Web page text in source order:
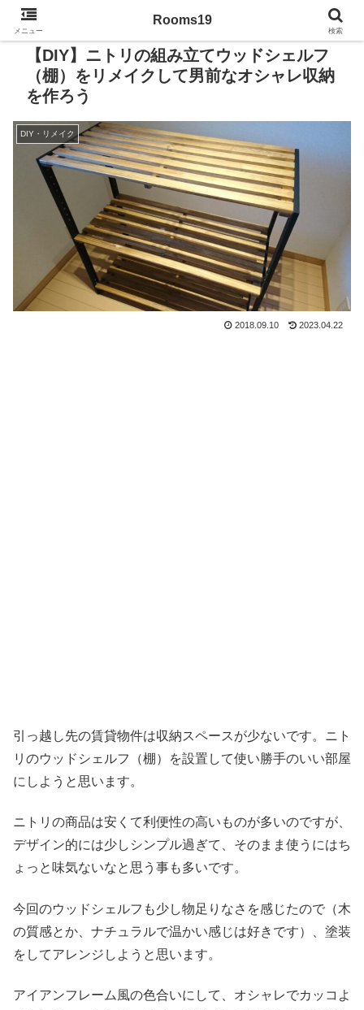
【DIY】ニトリの組み立てウッドシェルフ
（棚）をリメイクして男前なオシャレ収納
を作ろう
DIY・リメイク
2018.09.10 2023.04.22
引っ越し先の賃貸物件は収納スペースが少ないです。ニト
リのウッドシェルフ（棚）を設置して使い勝手のいい部屋
にしようと思います。
ニトリの商品は安くて利便性の高いものが多いのですが、
デザイン的には少しシンプル過ぎて、そのまま使うにはち
ょっと味気ないなと思う事も多いです。
今回のウッドシェルフも少し物足りなさを感じたので（木
の質感とか、ナチュラルで温かい感じは好きです）、塗装
をしてアレンジしようと思います。
アイアンフレーム風の色合いにして、オシャレでカッコよ
メニュー
Rooms19
検索